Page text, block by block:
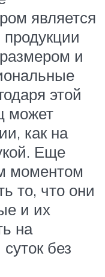
является
и
этой
может
как на
Еще
моментом
то, что они
и их
на
без